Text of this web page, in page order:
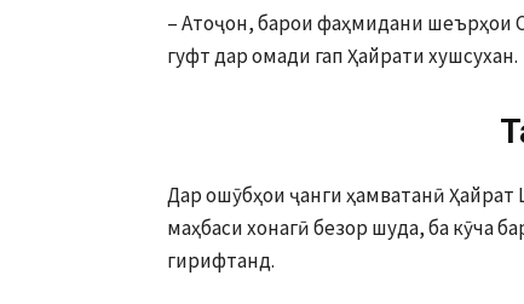
– Атоҷон, барои фаҳмидани шеърҳои
гуфт дар омади гап Ҳайрати хушсухан.
Дар ошӯбҳои ҷанги ҳамватанӣ
маҳбаси хонагӣ безор шуда, ба кӯча
гирифтанд.